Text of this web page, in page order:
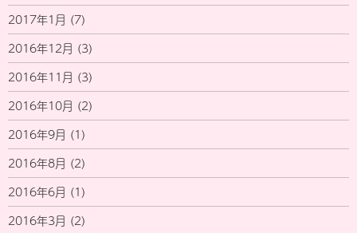
2017年1月 (7)
2016年12月 (3)
2016年11月 (3)
2016年10月 (2)
2016年9月 (1)
2016年8月 (2)
2016年6月 (1)
2016年3月 (2)